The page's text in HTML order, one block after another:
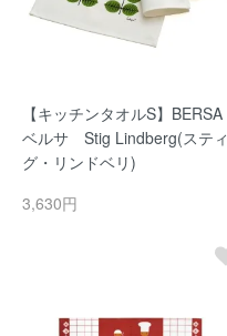
【キッチンタオルS】BERSA
ベルサ Stig Lindberg(スティ
グ・リンドベリ)
3,630円